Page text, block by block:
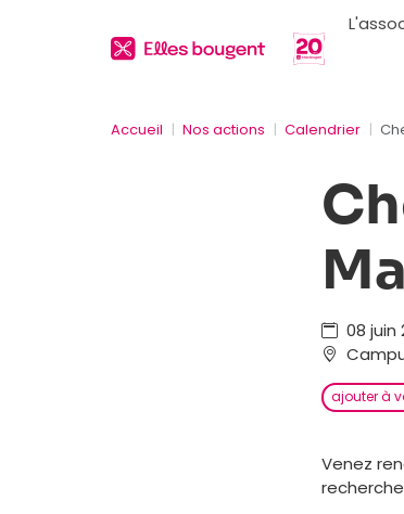
Accueil Nos actions Calendrier
08 juin
ajouter à
Venez